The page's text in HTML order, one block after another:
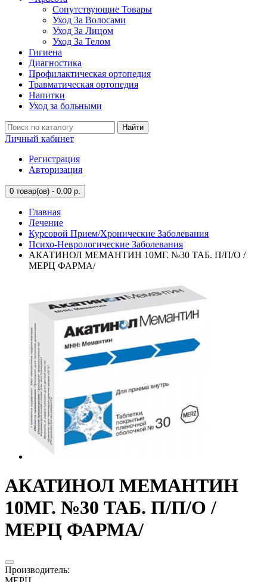
Сопутствующие Товары
Уход За Волосами
Уход За Лицом
Уход За Телом
Гигиена
Диагностика
Профилактическая ортопедия
Травматическая ортопедия
Напитки
Уход за больными
Найти
Личный кабинет
Регистрация
Авторизация
0 товар(ов) - 0.00 р.
Главная
Лечение
Курсовой Прием/Хронические Заболевания
Психо-Неврологические Заболевания
АКАТИНОЛ МЕМАНТИН 10МГ. №30 ТАБ. П/П/О /
МЕРЦ ФАРМА/
АКАТИНОЛ МЕМАНТИН
10МГ. №30 ТАБ. П/П/О /
МЕРЦ ФАРМА/
Производитель: